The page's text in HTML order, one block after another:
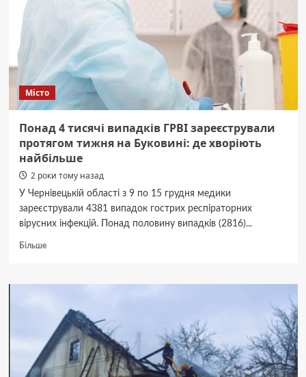
Місто
Понад 4 тисячі випадків ГРВІ зареєстрували
протягом тижня на Буковині: де хворіють
найбільше
2 роки тому назад
У Чернівецькій області з 9 по 15 грудня медики
зареєстрували 4381 випадок гострих респіраторних
вірусних інфекцій. Понад половину випадків (2816)...
БільшеДокладніше
4
випадків
ГРВІ
зареєстрували
протягом
тижня
на